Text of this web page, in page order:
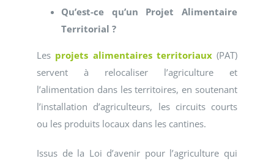
Qu’est-ce qu’un Projet Alimentaire
Territorial ?
Les projets alimentaires territoriaux(PAT)
servent à relocaliser l’agriculture et
l’alimentation dans les territoires, en soutenant
l’installation d’agriculteurs, les circuits courts
ou les produits locaux dans les cantines.
Issus de la Loi d’avenir pour l’agriculture qui